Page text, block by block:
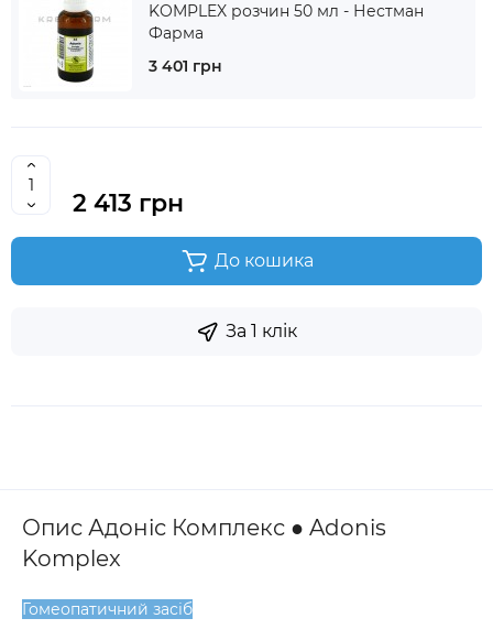
KOMPLEX розчин 50 мл - Нестман
Фарма
3 401 грн
2 413 грн
До кошика
За 1 клік
Опис Адоніс Комплекс ● Adonis
Komplex
Гомеопатичний засіб